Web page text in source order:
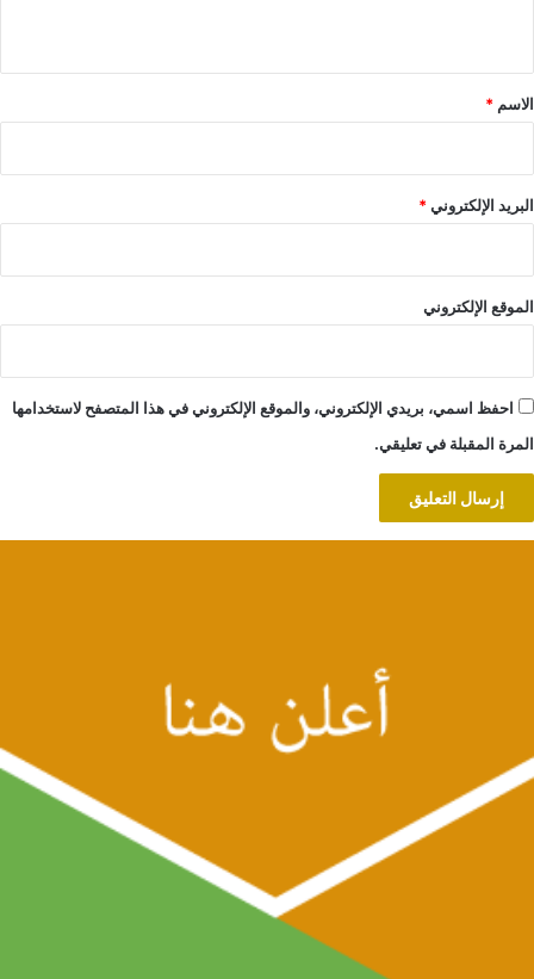
*
الاسم *
البريد الإلكتروني*
الموقع الإلكتروني
احفظ اسمي، بريدي الإلكتروني، والموقع الإلكتروني في هذا المتصفح لاستخدامها
المرة المقبلة في تعليقي.